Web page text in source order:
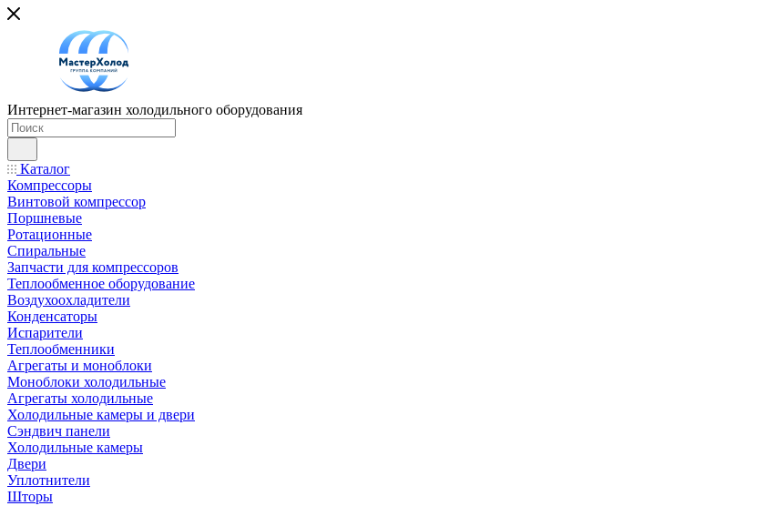
Интернет-магазин холодильного оборудования
Каталог
Компрессоры
Винтовой компрессор
Поршневые
Ротационные
Спиральные
Запчасти для компрессоров
Теплообменное оборудование
Воздухоохладители
Конденсаторы
Испарители
Теплообменники
Агрегаты и моноблоки
Моноблоки холодильные
Агрегаты холодильные
Холодильные камеры и двери
Сэндвич панели
Холодильные камеры
Двери
Уплотнители
Шторы